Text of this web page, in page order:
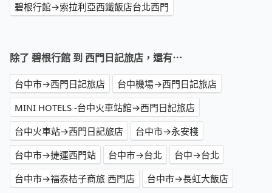
碧根行館→索拉利亞西鐵飯店台北西門
除了 碧根行館 到 西門日記旅店，還有⋯
台中市→西門日記旅店
台中機場→西門日記旅店
MINI HOTELS -台中火車站館→西門日記旅店
台中火車站→西門日記旅店
台中市→永安棧
台中市→捷運西門站
台中市→台北
台中→台北
台中市→福泰桔子商旅 西門店
台中市→長虹大飯店